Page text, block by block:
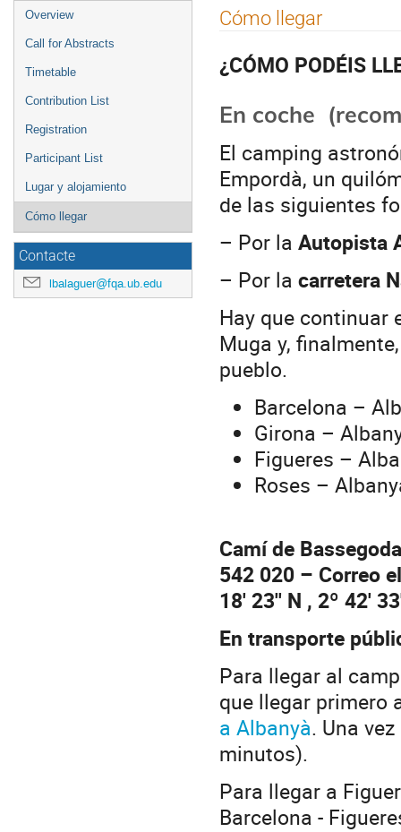
Event
menu
Overview
Call for Abstracts
Timetable
Contribution List
Registration
Participant List
Lugar y alojamiento
Cómo llegar
Contacte
lbalaguer@fqa.ub.edu
Cómo llegar
¿CÓMO PODÉIS
En coche
El camping
Empordà, un
de las siguientes
– Por la Autopista
– Por la carretera
Hay que continuar
Muga y,
pueblo.
Barcelona –
Girona –
Figueres –
Roses –
Camí de
542 020 – Correo
18' 23'' N , 2º 42'
En transporte
Para llegar al
que llegar primero
a Albanyà. Una
minutos).
Para llegar a
Barcelona -